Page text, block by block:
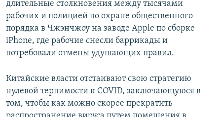
длительные столкновения между тысячами
рабочих и полицией по охране общественного
порядка в Чжэнчжоу на заводе Apple по сборке
iPhone, где рабочие снесли баррикады и
потребовали отмены удушающих правил.
Китайские власти отстаивают свою стратегию
нулевой терпимости к COVID, заключающуюся в
том, чтобы как можно скорее прекратить